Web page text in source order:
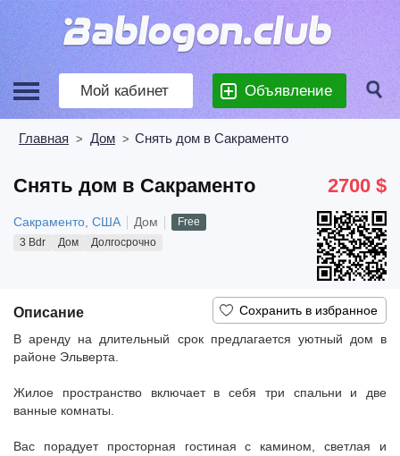
Мой кабинет Объявление
Главная > Дом > Снять дом в Сакраменто
2700 $
Снять дом в Сакраменто
Сакраменто, США Дом
Free
3 Bdr
Дом Долгосрочно
Описание
В аренду на длительный срок предлагается уютный дом в
районе Эльверта.
Жилое пространство включает в себя три спальни и две
ванные комнаты.
Вас порадует просторная гостиная с камином, светлая и